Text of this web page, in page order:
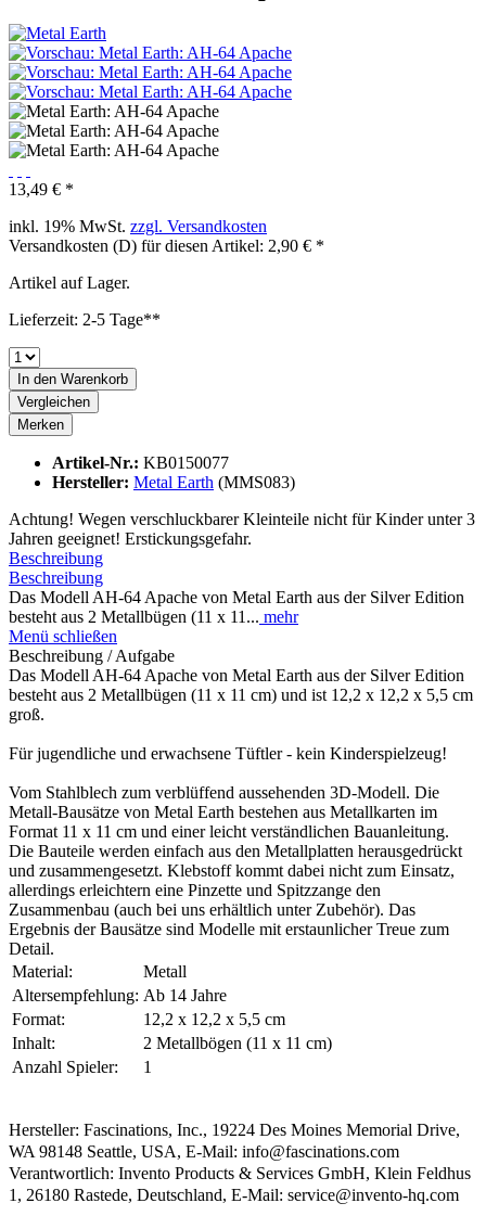
13,49 € *
inkl. 19% MwSt. zzgl. Versandkosten
Versandkosten (D) für diesen Artikel: 2,90 € *
Artikel auf Lager.
Lieferzeit: 2-5 Tage**
In den Warenkorb
Vergleichen
Merken
Artikel-Nr.: KB0150077
Hersteller: Metal Earth (MMS083)
Achtung! Wegen verschluckbarer Kleinteile nicht für Kinder unter 3
Jahren geeignet! Erstickungsgefahr.
Beschreibung
Beschreibung
Das Modell AH-64 Apache von Metal Earth aus der Silver Edition
besteht aus 2 Metallbügen (11 x 11... mehr
Menü schließen
Beschreibung / Aufgabe
Das Modell AH-64 Apache von Metal Earth aus der Silver Edition
besteht aus 2 Metallbügen (11 x 11 cm) und ist 12,2 x 12,2 x 5,5 cm
groß.
Für jugendliche und erwachsene Tüftler - kein Kinderspielzeug!
Vom Stahlblech zum verblüffend aussehenden 3D-Modell. Die
Metall-Bausätze von Metal Earth bestehen aus Metallkarten im
Format 11 x 11 cm und einer leicht verständlichen Bauanleitung.
Die Bauteile werden einfach aus den Metallplatten herausgedrückt
und zusammengesetzt. Klebstoff kommt dabei nicht zum Einsatz,
allerdings erleichtern eine Pinzette und Spitzzange den
Zusammenbau (auch bei uns erhältlich unter Zubehör). Das
Ergebnis der Bausätze sind Modelle mit erstaunlicher Treue zum
Detail.
Material:
Metall
Altersempfehlung: Ab 14 Jahre
Format:
12,2 x 12,2 x 5,5 cm
Inhalt:
2 Metallbögen (11 x 11 cm)
Anzahl Spieler:
1
Hersteller: Fascinations, Inc., 19224 Des Moines Memorial Drive,
WA 98148 Seattle, USA, E-Mail: info@fascinations.com
Verantwortlich: Invento Products & Services GmbH, Klein Feldhus
1, 26180 Rastede, Deutschland, E-Mail: service@invento-hq.com